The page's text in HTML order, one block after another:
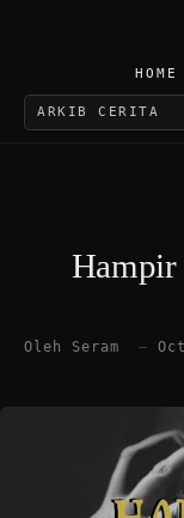
HOME
Hampir
Oleh Seram —